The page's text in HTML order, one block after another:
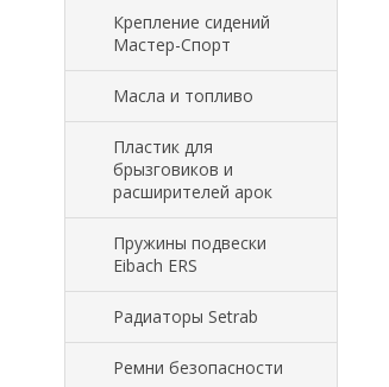
Крепление сидений
Мастер-Спорт
Масла и топливо
Пластик для
брызговиков и
расширителей арок
Пружины подвески
Eibach ERS
Радиаторы Setrab
Ремни безопасности